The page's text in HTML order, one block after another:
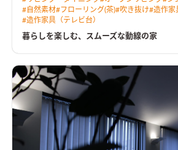
地よい空間。 奥行きのあるウッドデッキを
が広がります。 リビングに隣り合う和室はＬＤＫと一体で使え
る開放的なスペース。 無垢の床や羽目板の
りと納めた木製の造作家具など、あたたか
いだ雰囲気をつくっています。 ＨEAT20 Ｇ2以上の断熱性能を
#自然素材#フローリング(茶)#吹き抜け#造作家
#造作家具（テレビ台）
暮らしを楽しむ、スムーズな動線の家